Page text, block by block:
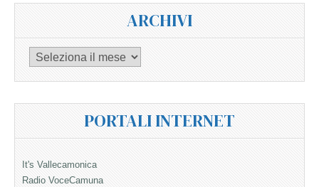
ARCHIVI
Archivi
PORTALI INTERNET
It's Vallecamonica
Radio VoceCamuna